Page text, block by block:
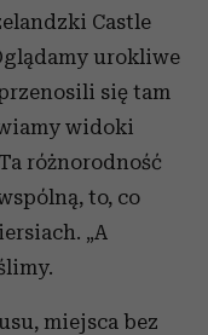
Castle
urokliwe
się tam
widoki
różnorodność
to, co
„A
miejsca bez